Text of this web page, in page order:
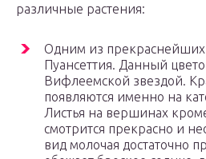
различные растения:
Одним из прекраснейших
Пуансеттия. Данный
Вифлеемской звездой.
появляются именно на
Листья на вершинах
смотрится прекрасно и
вид молочая достаточно